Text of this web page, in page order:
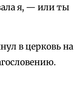
я, — или ты
в церковь на